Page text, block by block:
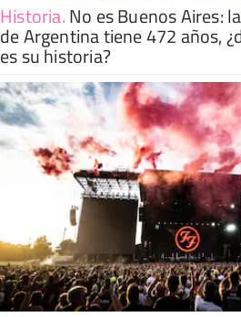
Historia.No es Buenos Aires:
de Argentina tiene 472 años,
es su historia?